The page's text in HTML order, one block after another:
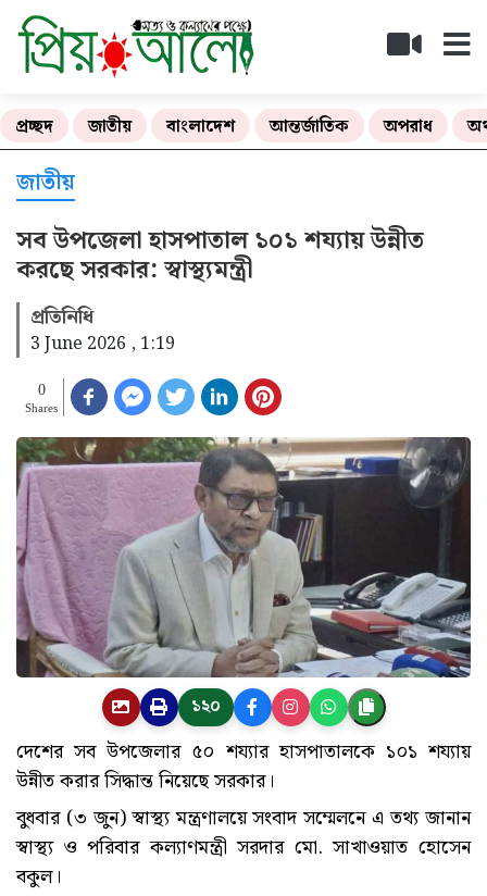
প্রচ্ছদ জাতীয় বাংলাদেশ আন্তর্জাতিক অপরাধ
জাতীয়
সব উপজেলা হাসপাতাল ১০১ শয্যায় উন্নীত
করছে সরকার: স্বাস্থ্যমন্ত্রী
প্রতিনিধি
3 June 2026 , 1:19
0
Shares
১২০
দেশের সব উপজেলার ৫০ শয্যার হাসপাতালকে ১০১ শয্যায়
উন্নীত করার সিদ্ধান্ত নিয়েছে সরকার।
বুধবার (৩ জুন) স্বাস্থ্য মন্ত্রণালয়ে সংবাদ সম্মেলনে এ তথ্য জানান
স্বাস্থ্য ও পরিবার কল্যাণমন্ত্রী সরদার মো. সাখাওয়াত হোসেন
বকুল।